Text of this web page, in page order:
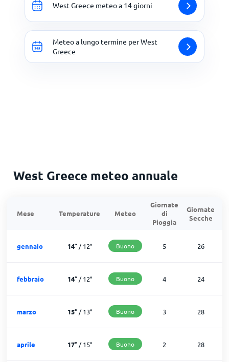
West Greece meteo a 14 giorni
Meteo a lungo termine per West
Greece
West Greece meteo annuale
Mese Temperature Meteo
Giornate
di
Pioggia
Giornate
Secche
gennaio 14°/12° Buono 5 26
febbraio 14°/12° Buono 4 24
marzo 15°/13° Buono 3 28
aprile 17°/15° Buono 2 28